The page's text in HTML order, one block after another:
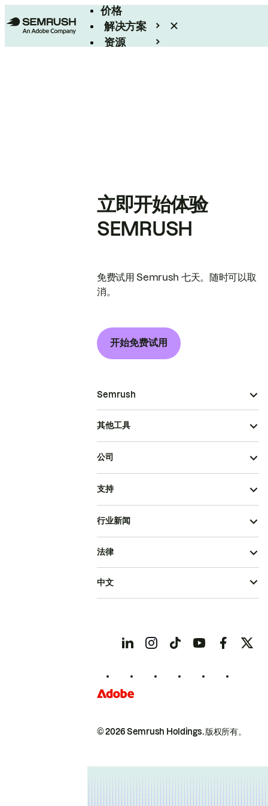
价格
解决方案
资源
立即开始体验
SEMRUSH
免费试用 Semrush 七天。随时可以取
消。
开始免费试用
Semrush
其他工具
公司
支持
行业新闻
© 2026 Semrush Holdings.版权所有。
法律
中文